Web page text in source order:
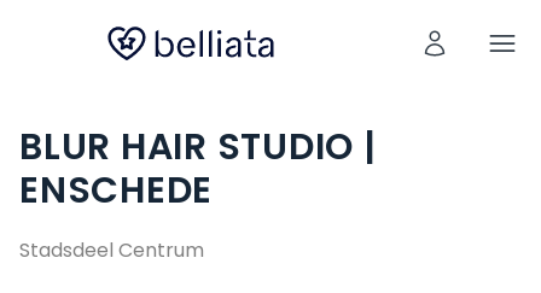
BLUR HAIR STUDIO |
ENSCHEDE
Stadsdeel Centrum